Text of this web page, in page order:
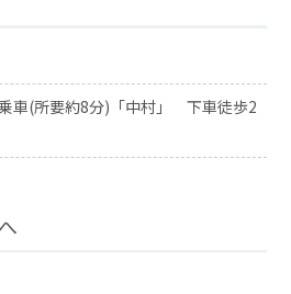
車(所要約8分)「中村」 下車徒歩2